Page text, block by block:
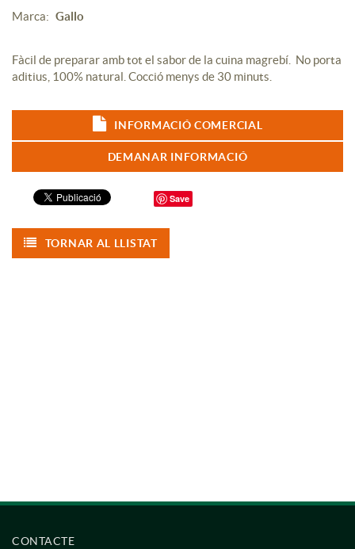
Marca: Gallo
Fàcil de preparar amb tot el sabor de la cuina magrebí. No porta
aditius, 100% natural. Cocció menys de 30 minuts.
INFORMACIÓ COMERCIAL
DEMANAR INFORMACIÓ
Save
TORNAR AL LLISTAT
CONTACTE